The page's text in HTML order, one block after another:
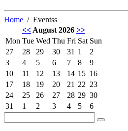
Home
Eventss
<< August 2026 >>
Mon Tue Wed Thu Fri Sat Sun
27
28 29 30 31 1
2
3
4 5 6 7 8
9
10
11 12 13 14 15 16
17
18 19 20 21 22 23
24
25 26 27 28 29 30
31
1 2 3 4 5 6